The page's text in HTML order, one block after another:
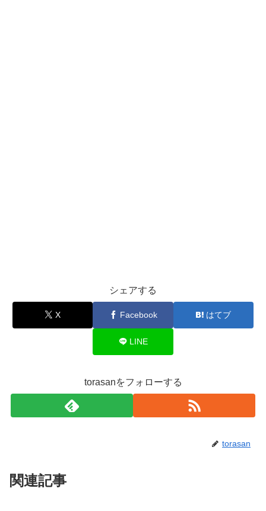
シェアする
X Facebook はてブ
LINE
torasanをフォローする
torasan
関連記事